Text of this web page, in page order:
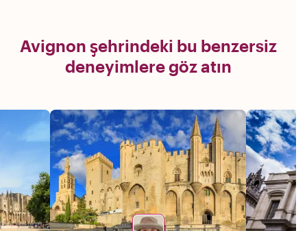
Avignon şehrindeki bu benzersiz
deneyimlere göz atın